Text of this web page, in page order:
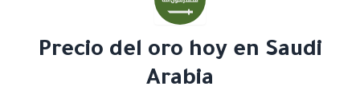
Precio del oro hoy en Saudi
Arabia